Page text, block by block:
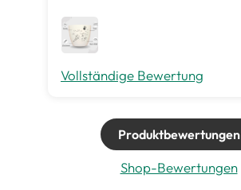
Vollständige Bewertung
Produktbewertungen
Shop-Bewertungen